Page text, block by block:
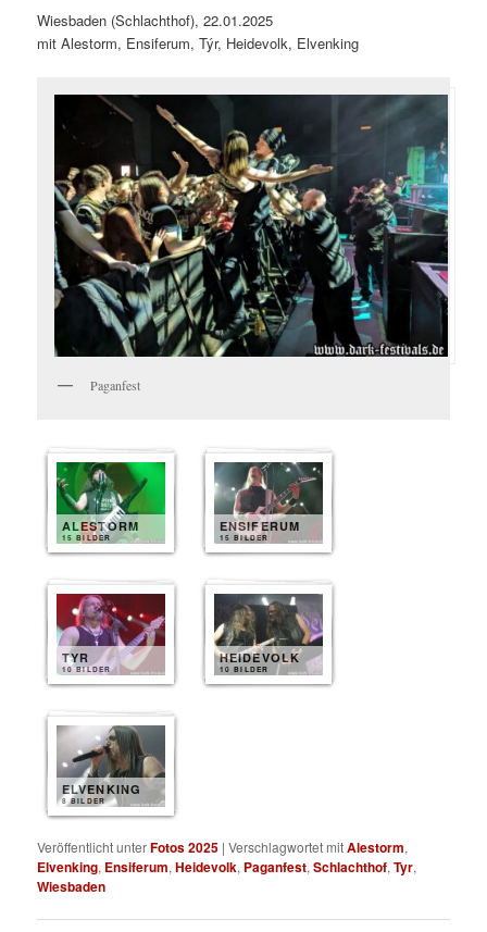
Wiesbaden (Schlachthof), 22.01.2025
mit Alestorm, Ensiferum, Týr, Heidevolk, Elvenking
Paganfest
ALESTORM
15 BILDER
ENSIFERUM
15 BILDER
TYR
10 BILDER
HEIDEVOLK
10 BILDER
ELVENKING
8 BILDER
Veröffentlicht unterFotos 2025 |Verschlagwortet mitAlestorm,
Elvenking, Ensiferum,Heidevolk, Paganfest,Schlachthof,Tyr,
Wiesbaden